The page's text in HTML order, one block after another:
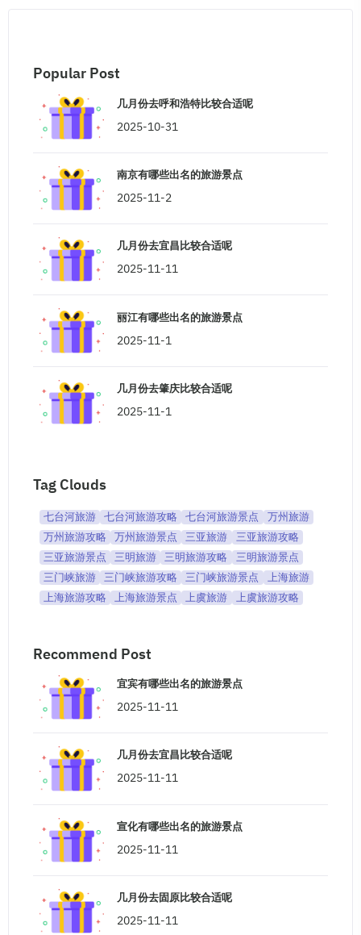
Popular Post
几月份去呼和浩特比较合适呢
2025-10-31
南京有哪些出名的旅游景点
2025-11-2
几月份去宜昌比较合适呢
2025-11-11
丽江有哪些出名的旅游景点
2025-11-1
几月份去肇庆比较合适呢
2025-11-1
Tag Clouds
七台河旅游 七台河旅游攻略 七台河旅游景点
万州旅游
万州旅游攻略
万州旅游景点 三亚旅游
三亚旅游攻略
三亚旅游景点
三明旅游 三明旅游攻略
三明旅游景点
三门峡旅游
三门峡旅游攻略 三门峡旅游景点
上海旅游
上海旅游攻略
上海旅游景点 上虞旅游 上虞旅游攻略
Recommend Post
宜宾有哪些出名的旅游景点
2025-11-11
几月份去宜昌比较合适呢
2025-11-11
宣化有哪些出名的旅游景点
2025-11-11
几月份去固原比较合适呢
2025-11-11